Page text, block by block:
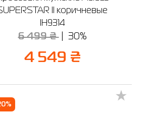
II коричневые
IH9314
6 499 ₴ 30%
4 549 ₴